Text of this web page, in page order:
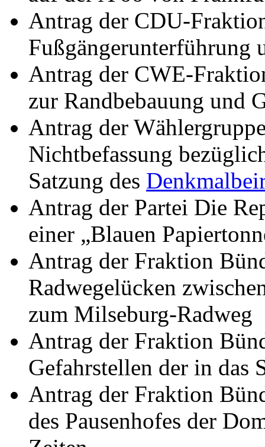
Antrag der CDU-
Fußgängerunterführung
Antrag der CWE-
zur Randbebauung und
Antrag der
Nichtbefassung
Satzung des
Antrag der Partei Die
einer „Blauen
Antrag der Fraktion
Radwegelücken
zum Milseburg-Radweg
Antrag der Fraktion
Gefahrstellen der in das
Antrag der Fraktion
des Pausenhofes der